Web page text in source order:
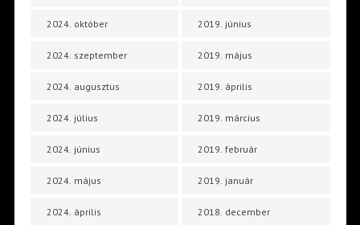
2024. október
2024. szeptember
2024. augusztus
2024. július
2024. június
2024. május
2024. április
2019. június
2019. május
2019. április
2019. március
2019. február
2019. január
2018. december